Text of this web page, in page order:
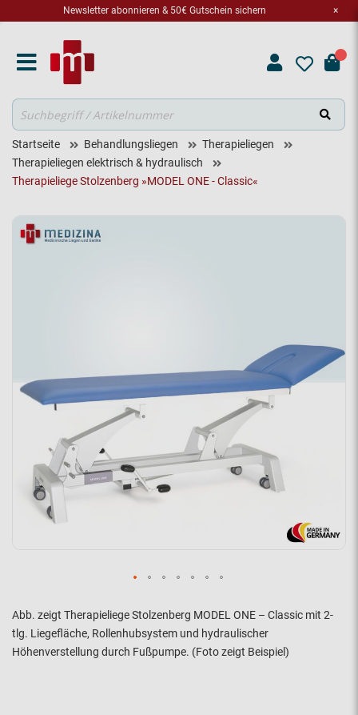
×
Newsletter abonnieren & 50€ Gutschein sichern
Suche
Startseite Behandlungsliegen
Therapieliegen
Therapieliegen elektrisch & hydraulisch
Therapieliege Stolzenberg »MODEL ONE - Classic«
Abb. zeigt Therapieliege Stolzenberg MODEL ONE – Classic mit 2-
tlg. Liegefläche, Rollenhubsystem und hydraulischer
Höhenverstellung durch Fußpumpe. (Foto zeigt Beispiel)